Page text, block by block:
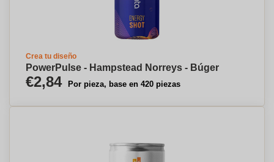
Crea tu diseño
PowerPulse - Hampstead Norreys - Búger
€2,84 Por pieza, base en 420 piezas